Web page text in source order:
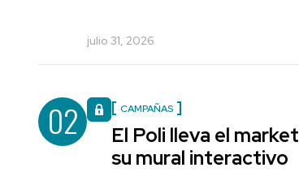
julio 31, 2026
02 CAMPAÑAS
El Poli lleva el
su mural interactivo